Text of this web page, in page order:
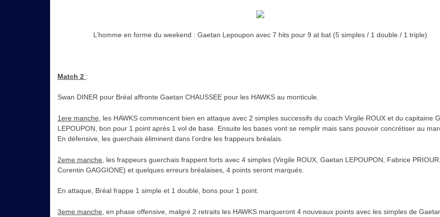
L’homme en forme du weekend : Gaetan Lepoupon avec 7 hits pour 9 at bat (5 simples / 1 double / 1 triple)
Match 2 :
Swan DINER pour Bréal affronte Gaetan CHAUSSEE pour les HAWKS au monticule.
1ere manche , les HAWKS commencent bien en attaque avec 2 simples successifs du coach Virgile ROUX et du capitaine
LEPOUPON, bon pour 1 point après 1 vol de base. Ensuite les bases vont se remplir mais sans pouvoir concrétiser au
En défensive, les guerchais éliminent dans l’ordre les frappeurs bréalais.
2eme manche , les frappeurs guerchais frappent forts avec 4 simples (Virgile ROUX, Gaetan LEPOUPON, Fabrice PRIOUR,
Corentin GAGGIONE) et quelques erreurs bréalaises, 4 points seront marqués.
En attaque, Bréal frappe 1 simple et 1 double, bons pour 1 point.
3eme manche , en phase offensive, malgré 2 retraits les HAWKS marqueront 4 nouveaux points avec les simples de